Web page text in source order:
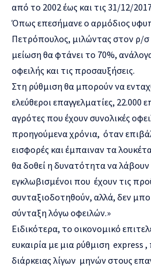
από το 2002 έως και τις 31/12/
Όπως επεσήμανε ο αρμόδιος
Πετρόπουλος, μιλώντας στον ρ/σ
μείωση θα φτάνει το 70%,
οφειλής και τις προσαυξήσεις.
Στη ρύθμιση θα μπορούν να
ελεύθεροι επαγγελματίες, 22.000
αγρότες που έχουν συνολικές
προηγούμενα χρόνια, όταν
εισφορές και έμπαιναν τα
θα δοθεί η δυνατότητα να
εγκλωβισμένοι που έχουν τις
συνταξιοδοτηθούν, αλλά, δεν
σύνταξη λόγω οφειλών.»
Ειδικότερα, το οικονομικό
ευκαιρία με μια ρύθμιση express
διάρκειας λίγων μηνών στους